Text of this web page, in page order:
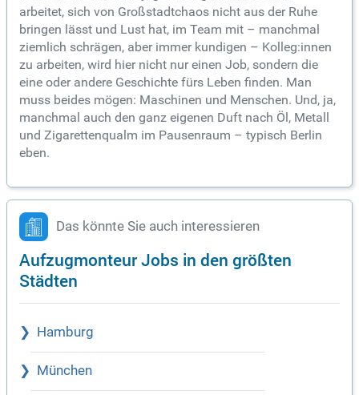
arbeitet, sich von Großstadtchaos nicht aus der Ruhe
bringen lässt und Lust hat, im Team mit – manchmal
ziemlich schrägen, aber immer kundigen – Kolleg:innen
zu arbeiten, wird hier nicht nur einen Job, sondern die
eine oder andere Geschichte fürs Leben finden. Man
muss beides mögen: Maschinen und Menschen. Und, ja,
manchmal auch den ganz eigenen Duft nach Öl, Metall
und Zigarettenqualm im Pausenraum – typisch Berlin
eben.
Das könnte Sie auch interessieren
Aufzugmonteur Jobs in den größten
Städten
Hamburg
München